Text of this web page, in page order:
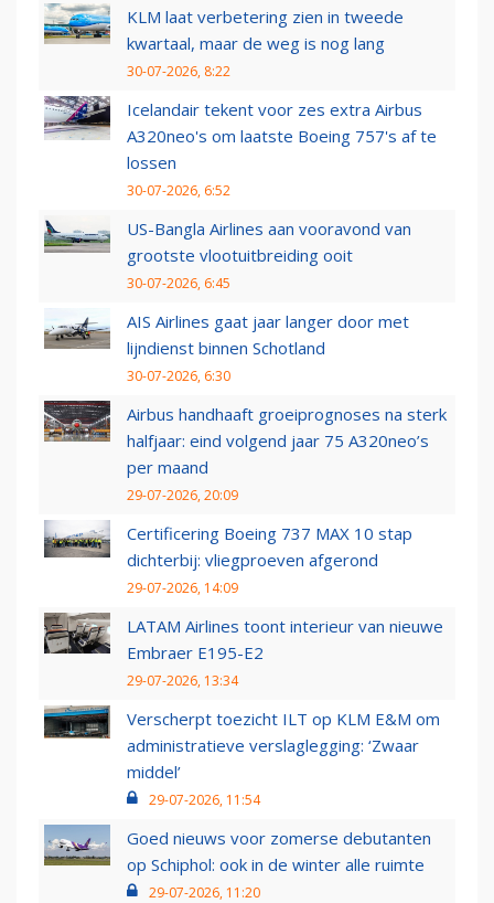
KLM laat verbetering zien in tweede
kwartaal, maar de weg is nog lang
30-07-2026, 8:22
Icelandair tekent voor zes extra Airbus
A320neo's om laatste Boeing 757's af te
lossen
30-07-2026, 6:52
US-Bangla Airlines aan vooravond van
grootste vlootuitbreiding ooit
30-07-2026, 6:45
AIS Airlines gaat jaar langer door met
lijndienst binnen Schotland
30-07-2026, 6:30
Airbus handhaaft groeiprognoses na sterk
halfjaar: eind volgend jaar 75 A320neo’s
per maand
29-07-2026, 20:09
Certificering Boeing 737 MAX 10 stap
dichterbij: vliegproeven afgerond
29-07-2026, 14:09
LATAM Airlines toont interieur van nieuwe
Embraer E195-E2
29-07-2026, 13:34
Verscherpt toezicht ILT op KLM E&M om
administratieve verslaglegging: ‘Zwaar
middel’
29-07-2026, 11:54
Goed nieuws voor zomerse debutanten
op Schiphol: ook in de winter alle ruimte
29-07-2026, 11:20